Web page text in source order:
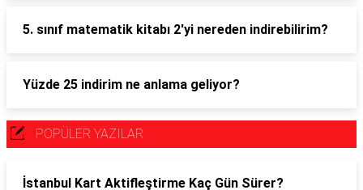
5. sınıf matematik kitabı 2'yi nereden indirebilirim?
Yüzde 25 indirim ne anlama geliyor?
POPÜLER YAZILAR
İstanbul Kart Aktifleştirme Kaç Gün Sürer?